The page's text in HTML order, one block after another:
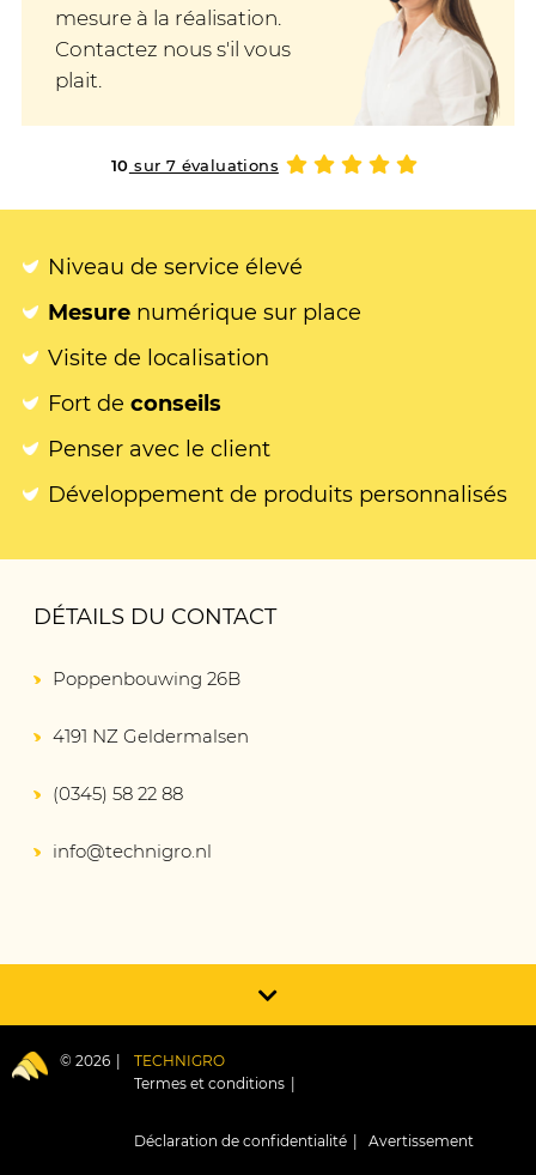
mesure à la réalisation.
Contactez nous s'il vous
plait.
10 sur 7 évaluations
Niveau de service élevé
Mesure numérique sur place
Visite de localisation
Fort de conseils
Penser avec le client
Développement de produits personnalisés
DÉTAILS DU CONTACT
Poppenbouwing 26B
4191 NZ Geldermalsen
(0345) 58 22 88
info@technigro.nl
© 2026
TECHNIGRO
Termes et conditions
Déclaration de confidentialité Avertissement